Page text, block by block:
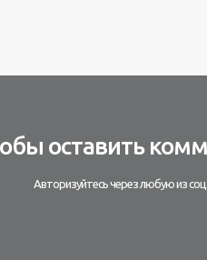
оставить
Авторизуйтесь через любую из